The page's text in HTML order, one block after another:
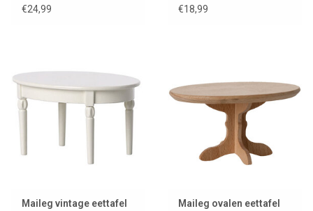
€24,99
€18,99
Maileg vintage eettafel
Maileg ovalen eettafel